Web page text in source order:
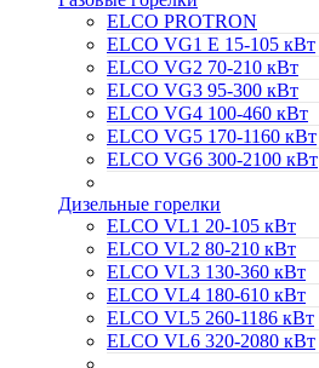
ELCO PROTRON
ELCO VG1 E 15-105 кВт
ELCO VG2 70-210 кВт
ELCO VG3 95-300 кВт
ELCO VG4 100-460 кВт
ELCO VG5 170-1160 кВт
ELCO VG6 300-2100 кВт
Дизельные горелки
ELCO VL1 20-105 кВт
ELCO VL2 80-210 кВт
ELCO VL3 130-360 кВт
ELCO VL4 180-610 кВт
ELCO VL5 260-1186 кВт
ELCO VL6 320-2080 кВт